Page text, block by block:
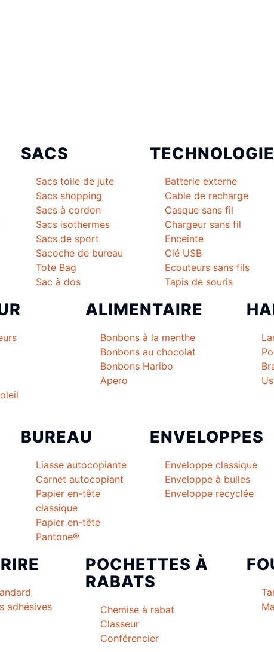
SACS
Sacs toile de jute
Sacs shopping
Sacs à cordon
Sacs isothermes
Sacs de sport
Sacoche de bureau
Tote Bag
Sac à dos
TECHNOLOGIE
Batterie externe
Cable de recharge
Casque sans fil
Chargeur sans fil
Enceinte
Clé USB
Ecouteurs sans fils
Tapis de souris
ALIMENTAIRE
Bonbons à la menthe
Bonbons au chocolat
Bonbons Haribo
Apero
BUREAU
Liasse autocopiante
Carnet autocopiant
Papier en-tête
classique
Papier en-tête
Pantone®
ENVELOPPES
Enveloppe classique
Enveloppe à bulles
Enveloppe recyclée
adhésives
POCHETTES À
RABATS
Chemise à rabat
Classeur
Conférencier